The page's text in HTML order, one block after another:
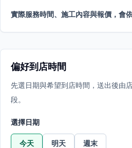
實際服務時間、施工內容與報價，會
偏好到店時間
先選日期與希望到店時間，送出後由
段。
選擇日期
今天 明天 週末